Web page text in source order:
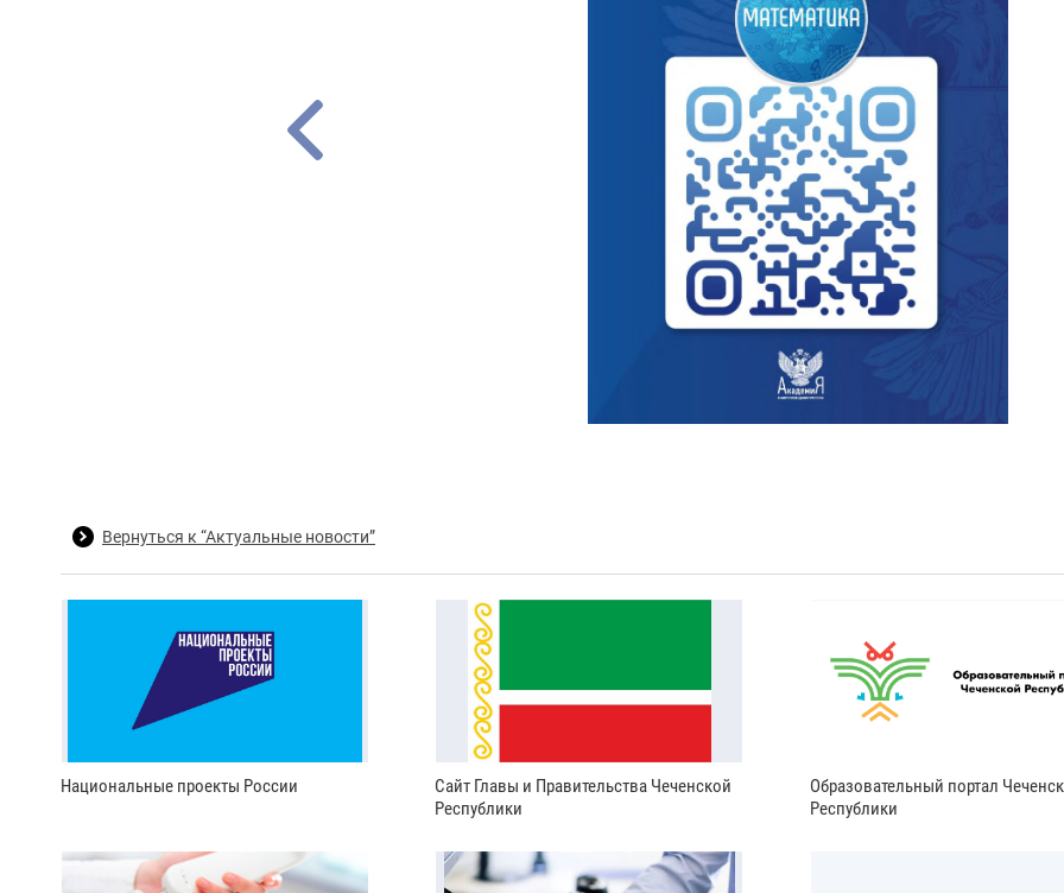
Вернуться к “Актуальные новости”
Национальные проекты России
Сайт Главы и Правительства Чеченской
Республики
Образовательный портал
Республики